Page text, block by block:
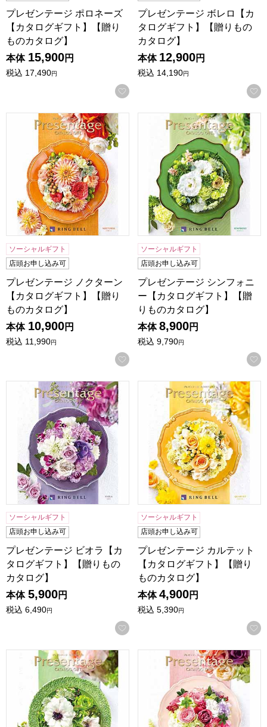
プレゼンテージ ポロネーズ
【カタログギフト】【贈り
ものカタログ】
本体 15,900円
税込 17,490円
お気に入りに登録する
プレゼンテージ ボレロ【カ
タログギフト】【贈りもの
カタログ】
本体 12,900円
税込 14,190円
プレゼンテージ ノクターン【カタログギフト】【贈りもの
ソーシャルギフト
店頭お申し込み可
プレゼンテージ ノクターン
【カタログギフト】【贈り
ものカタログ】
本体 10,900円
税込 11,990円
お気に入りに登録する
プレゼンテージ シンフォニ
ソーシャルギフト
店頭お申し込み可
プレゼンテージ シンフォニ
ー【カタログギフト】【贈
りものカタログ】
本体 8,900円
税込 9,790円
プレゼンテージ ビオラ【カタログギフト】【贈りものカタ
ソーシャルギフト
店頭お申し込み可
プレゼンテージ ビオラ【カ
タログギフト】【贈りもの
カタログ】
本体 5,900円
税込 6,490円
お気に入りに登録する
プレゼンテージ カルテット
ソーシャルギフト
店頭お申し込み可
プレゼンテージ カルテット
【カタログギフト】【贈り
ものカタログ】
本体 4,900円
税込 5,390円
プレゼンテージ ジャズ【カタログギフト】【贈りものカタ
プレゼンテージ ギャロップ